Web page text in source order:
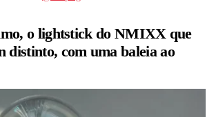
o lightstick do NMIXX que
distinto, com uma baleia ao